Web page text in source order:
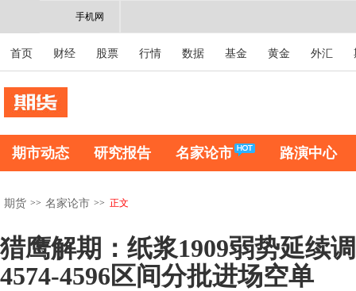
手机网
首页 财经 股票 行情 数据 基金 黄金 外汇
期市动态 研究报告 名家论市 路演中心
期货 >> 名家论市 >> 正文
猎鹰解期：纸浆1909弱势延续
4574-4596区间分批进场空单